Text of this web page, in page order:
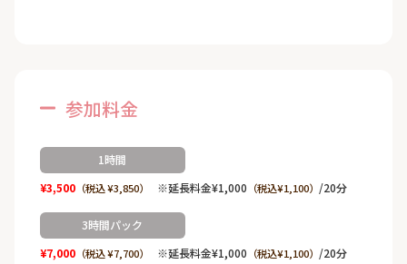
参加料金
1時間
¥3,500（税込 ¥3,850） ※延長料金¥1,000 （税込¥1,100） /20分
3時間パック
¥7,000（税込 ¥7,700） ※延長料金¥1,000 （税込¥1,100） /20分